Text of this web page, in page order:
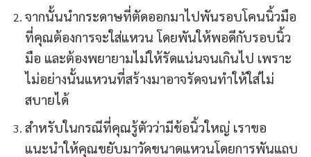
จากนั้นนำกระดาษที่ตัดออกมาไปพันรอบโคนนิ้วมือ
ที่คุณต้องการจะใส่แหวน โดยพันให้พอดีกับรอบนิ้ว
มือ และต้องพยายามไม่ให้รัดแน่นจนเกินไป เพราะ
ไม่อย่างนั้นแหวนที่สร้างมาอาจรัดจนทำให้ใส่ไม่
สบายได้
สำหรับในกรณีที่คุณรู้ตัวว่ามีข้อนิ้วใหญ่ เราขอ
แนะนำให้คุณขยับมาวัดขนาดแหวนโดยการพันแถบ